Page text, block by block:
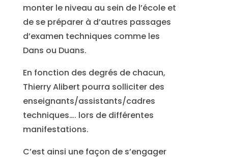
monter le niveau au sein de l’école et
de se préparer à d’autres passages
d’examen techniques comme les
Dans ou Duans.
En fonction des degrés de chacun,
Thierry Alibert pourra solliciter des
enseignants/assistants/cadres
techniques…. lors de différentes
manifestations.
C’est ainsi une façon de s’engager